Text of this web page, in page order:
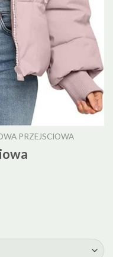
PRZEJSCIOWA